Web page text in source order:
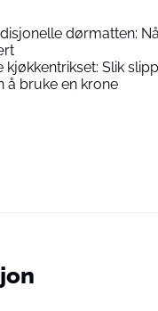
dørmatten:
kjøkkentrikset: Slik
å bruke en krone